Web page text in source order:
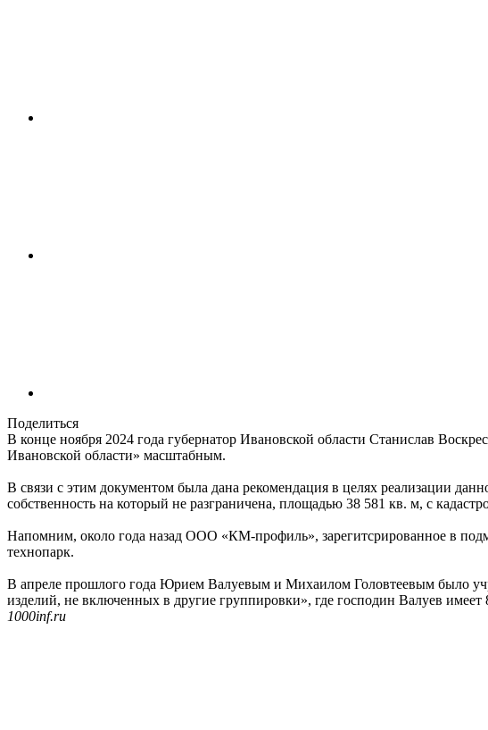
Поделиться
В конце ноября 2024 года губернатор Ивановской области Станислав
Ивановской области» масштабным.
В связи с этим документом была дана рекомендация в целях реализации
собственность на который не разграничена, площадью 38 581 кв. м, с
Напомним, около года назад ООО «КМ-профиль», зарегитсрированное в
технопарк.
В апреле прошлого года Юрием Валуевым и Михаилом Головтеевым было
изделий, не включенных в другие группировки», где господин Валуев
1000inf.ru